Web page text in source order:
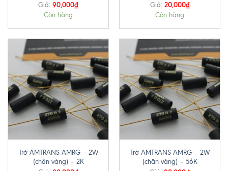
Giá: 90,000₫
Còn hàng
Giá: 20,000₫
Còn hàng
Trở AMTRANS AMRG – 2W
(chân vàng) – 2K
Trở AMTRANS AMRG – 2W
(chân vàng) – 56K